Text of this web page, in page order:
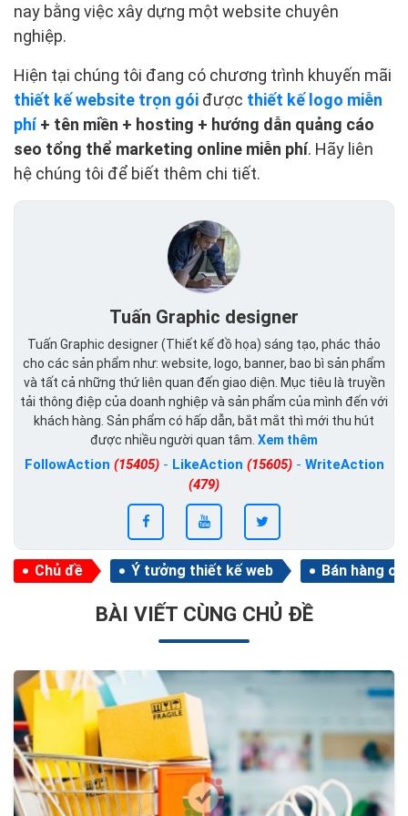
nay bằng việc xây dựng một website chuyên
nghiệp.
Hiện tại chúng tôi đang có chương trình khuyến mãi
thiết kế website trọn gói được thiết kế logo miễn
phí + tên miền + hosting + hướng dẫn quảng cáo
seo tổng thể marketing online miễn phí. Hãy liên
hệ chúng tôi để biết thêm chi tiết.
Tuấn Graphic designer
Tuấn Graphic designer (Thiết kế đồ họa) sáng tạo, phác thảo
cho các sản phẩm như: website, logo, banner, bao bì sản phẩm
và tất cả những thứ liên quan đến giao diện. Mục tiêu là truyền
tải thông điệp của doanh nghiệp và sản phẩm của mình đến với
khách hàng. Sản phẩm có hấp dẫn, bắt mắt thì mới thu hút
được nhiều người quan tâm. Xem thêm
FollowAction (15405)- LikeAction (15605)- WriteAction
(479)
Chủ đề Ý tưởng thiết kế web Bán hàng
BÀI VIẾT CÙNG CHỦ ĐỀ